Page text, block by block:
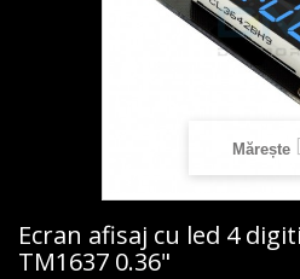
Mărește
Ecran afisaj cu led 4
TM1637 0.36"